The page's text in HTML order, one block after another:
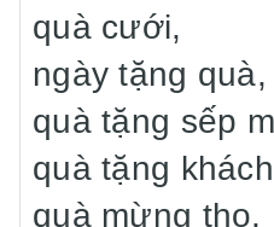
quà cưới,
ngày tặng quà,
quà tặng sếp
quà tặng
quà mừng thọ,